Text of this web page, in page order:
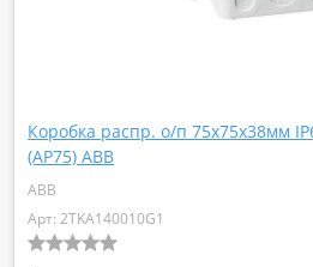
Коробка распр. о/п 75х75х38мм
(AP75) ABB
ABB
Арт: 2TKA140010G1